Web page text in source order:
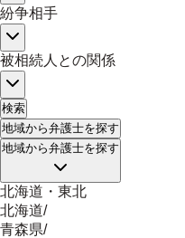
紛争相手
被相続人との関係
検索
地域から弁護士を探す
地域から弁護士を探す
北海道・東北
北海道/
青森県/